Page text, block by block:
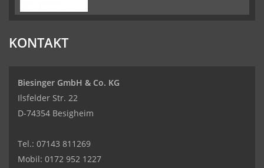
KONTAKT
Biesinger GmbH & Co. KG
Ilsfelder Str. 22
D-74354 Besigheim
Tel.: 07143 811269
Mobil: 0172 952 1227